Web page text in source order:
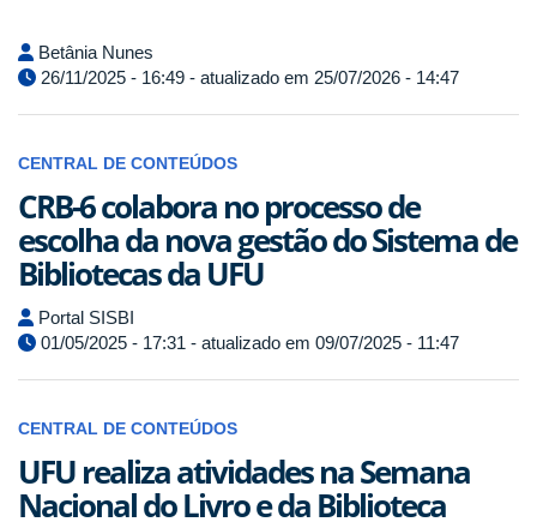
Betânia Nunes
26/11/2025 - 16:49 - atualizado em 25/07/2026 - 14:47
CENTRAL DE CONTEÚDOS
CRB-6 colabora no processo de
escolha da nova gestão do Sistema de
Bibliotecas da UFU
Portal SISBI
01/05/2025 - 17:31 - atualizado em 09/07/2025 - 11:47
CENTRAL DE CONTEÚDOS
UFU realiza atividades na Semana
Nacional do Livro e da Biblioteca